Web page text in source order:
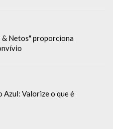
Netos" proporciona
Azul: Valorize o que é